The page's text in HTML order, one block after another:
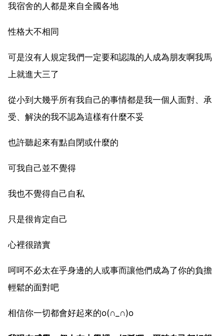
我宿舍的人都是來自全國各地
性格大不相同
可是沒有人規定我們一定要和認識的人成為朋友啊我馬
上就進大三了
從小到大幾乎所有我自己的事情都是我一個人面對、承
受、解決的我不認為這樣有什麼不妥
也許聽起來有點自閉或什麼的
可我自己並不覺得
我也不覺得自己自私
只是很肯定自己
心裡很踏實
呵呵不必太在乎身邊的人或事而讓他們成為了你的負擔
輕鬆的面對吧
相信你一切都會好起來的o(∩_∩)o